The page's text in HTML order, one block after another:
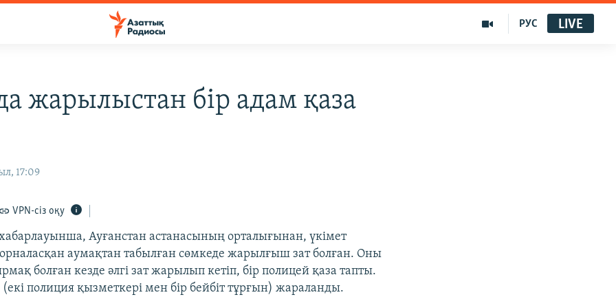
РУС LIVE
жарылыстан бір адам қаза
17:09
VPN-сіз оқу
Ауғанстан астанасының орталығынан, үкімет
аумақтан табылған сөмкеде жарылғыш зат болған. Оны
болған кезде әлгі зат жарылып кетіп, бір полицей қаза тапты.
полиция қызметкері мен бір бейбіт тұрғын) жараланды.